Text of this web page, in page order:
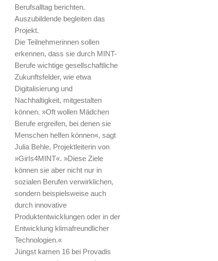
Berufsalltag berichten.
Auszubildende begleiten das
Projekt.
Die Teilnehmerinnen sollen
erkennen, dass sie durch MINT-
Berufe wichtige gesellschaftliche
Zukunftsfelder, wie etwa
Digitalisierung und
Nachhaltigkeit, mitgestalten
können. »Oft wollen Mädchen
Berufe ergreifen, bei denen sie
Menschen helfen können«, sagt
Julia Behle, Projektleiterin von
»GirIs4MINT«. »Diese Ziele
können sie aber nicht nur in
sozialen Berufen verwirklichen,
sondern beispielsweise auch
durch innovative
Produktentwicklungen oder in der
Entwicklung klimafreundlicher
Technologien.«
Jüngst kamen 16 bei Provadis